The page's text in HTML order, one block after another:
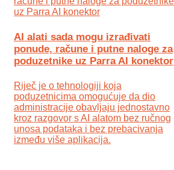
AI alati sada mogu izrađivati
ponude, račune i putne naloge za
poduzetnike uz Parra AI konektor
Riječ je o tehnologiji koja
poduzetnicima omogućuje da dio
administracije obavljaju jednostavno
kroz razgovor s AI alatom bez ručnog
unosa podataka i bez prebacivanja
između više aplikacija.